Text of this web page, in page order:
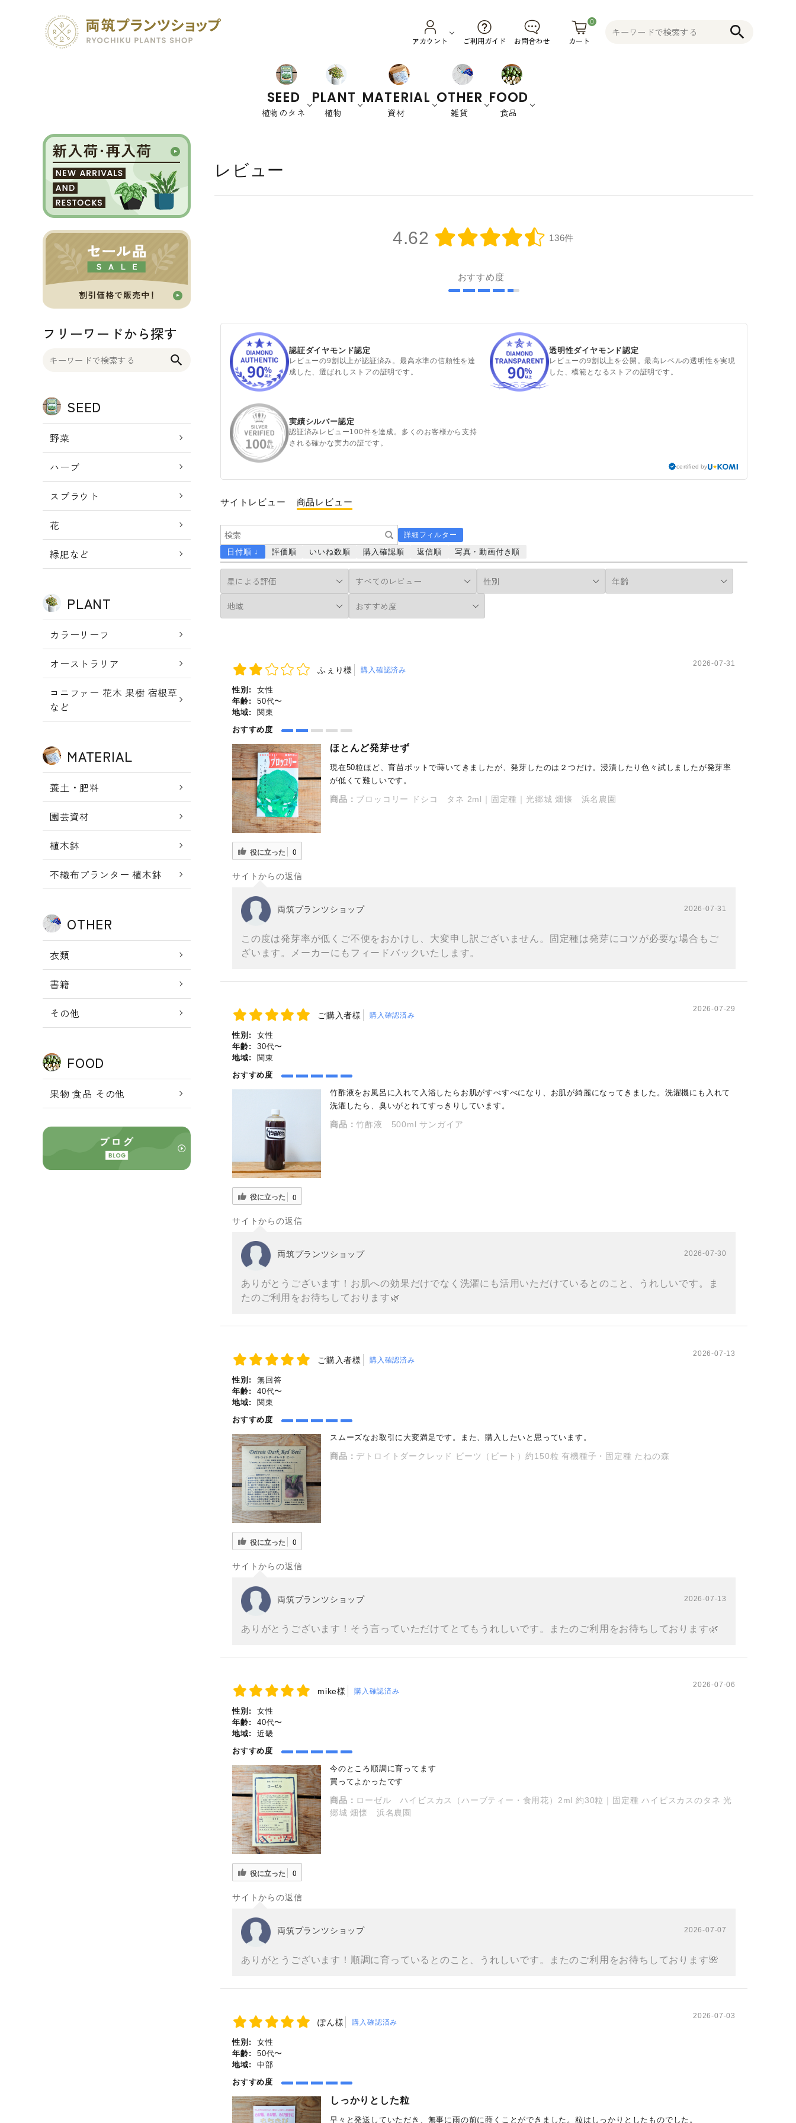
アカウント ご利用ガイド お問合わせ
0
カート
search
SEED
植物のタネ
PLANT
植物
根草 など
MATERIAL
資材
鉢
OTHER
雑貨
他
FOOD
食品
食
の
search
SEED 植物のタネ
PLANT 植物
MATERIAL 資材
OTHER 雑貨
ご利用ガイド
プライバシーポリシー
特定商取引法について
お問い合わせ
ようこそ ゲスト 様
ログイン
フリーワードから探す
search
SEED
野菜
ハーブ
スプラウト
花
緑肥など
PLANT
カラーリーフ
オーストラリア
コニファー 花木 果樹 宿根草
など
MATERIAL
養土・肥料
園芸資材
植木鉢
不織布プランター 植木鉢
OTHER
衣類
書籍
その他
FOOD
果物 食品 その他
レビュー
4.62 136件
おすすめ度
認証ダイヤモンド認定
レビューの9割以上が認証済み。最高水準の信頼性を達
成した、選ばれしストアの証明です。
透明性ダイヤモンド認定
レビューの9割以上を公開。最高レベルの透明性を実現
した、模範となるストアの証明です。
実績シルバー認定
認証済みレビュー100件を達成。多くのお客様から支持
される確かな実力の証です。
certified by
サイトレビュー 商品レビュー
詳細フィルター
日付順 ↓ 評価順 いいね数順 購入確認順 返信順 写真・動画付き順
ふぇり様 購入確認済み
2026-07-31
性別:
女性
年齢:
50代〜
地域:
関東
おすすめ度
ほとんど発芽せず
現在50粒ほど、育苗ポットで蒔いてきましたが、発芽したのは２つだけ。浸漬したり色々試しましたが発芽率
が低くて難しいです。
商品： ブロッコリー ドシコ タネ 2ml｜固定種｜光郷城 畑懐 浜名農園
役に立った 0
サイトからの返信
両筑プランツショップ 2026-07-31
この度は発芽率が低くご不便をおかけし、大変申し訳ございません。固定種は発芽にコツが必要な場合もご
ざいます。メーカーにもフィードバックいたします。
ご購入者様 購入確認済み
2026-07-29
性別:
女性
年齢:
30代〜
地域:
関東
おすすめ度
竹酢液をお風呂に入れて入浴したらお肌がすべすべになり、お肌が綺麗になってきました。洗濯機にも入れて
洗濯したら、臭いがとれてすっきりしています。
商品：竹酢液 500ml サンガイア
役に立った 0
サイトからの返信
両筑プランツショップ 2026-07-30
ありがとうございます！お肌への効果だけでなく洗濯にも活用いただけているとのこと、うれしいです。ま
たのご利用をお待ちしております🌿
ご購入者様 購入確認済み
2026-07-13
性別:
無回答
年齢:
40代〜
地域:
関東
おすすめ度
スムーズなお取引に大変満足です。また、購入したいと思っています。
商品： デトロイトダークレッド ビーツ（ビート）約150粒 有機種子・固定種 たねの森
役に立った 0
サイトからの返信
両筑プランツショップ 2026-07-13
ありがとうございます！そう言っていただけてとてもうれしいです。またのご利用をお待ちしております🌿
mike様 購入確認済み
2026-07-06
性別:
女性
年齢:
40代〜
地域:
近畿
おすすめ度
今のところ順調に育ってます
買ってよかったです
商品： ローゼル ハイビスカス（ハーブティー・食用花）2ml 約30粒｜固定種 ハイビスカスのタネ 光
郷城 畑懐 浜名農園
役に立った 0
サイトからの返信
両筑プランツショップ 2026-07-07
ありがとうございます！順調に育っているとのこと、うれしいです。またのご利用をお待ちしております🌺
ぽん様 購入確認済み
2026-07-03
性別:
女性
年齢:
50代〜
地域:
中部
おすすめ度
しっかりとした粒
早々と発送していただき、無事に雨の前に蒔くことができました。粒はしっかりとしたものでした。